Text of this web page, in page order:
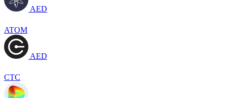
AED
ATOM
AED
CTC